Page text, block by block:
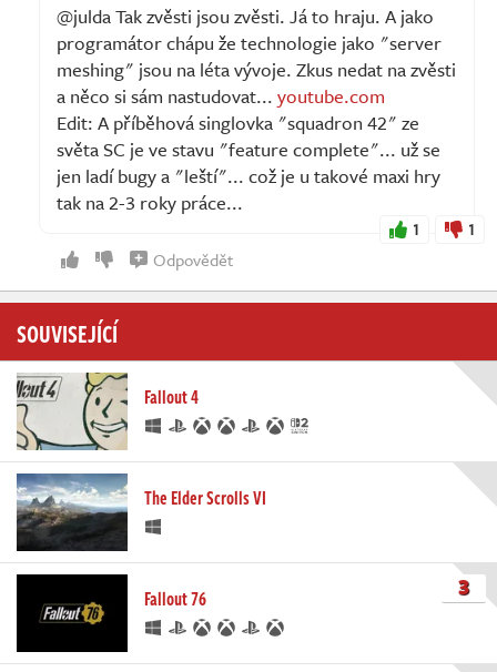
@julda Tak zvěsti jsou zvěsti. Já to hraju. A jako
programátor chápu že technologie jako "server
meshing" jsou na léta vývoje. Zkus nedat na zvěsti
a něco si sám nastudovat... youtube.com
Edit: A příběhová singlovka "squadron 42" ze
světa SC je ve stavu "feature complete"... už se
jen ladí bugy a "leští"... což je u takové maxi hry
tak na 2-3 roky práce...
1 1
Odpovědět
SOUVISEJÍCÍ
Fallout 4
The Elder Scrolls VI
Fallout 76 3